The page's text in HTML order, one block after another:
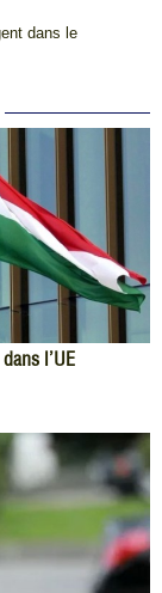
dans le
l’UE